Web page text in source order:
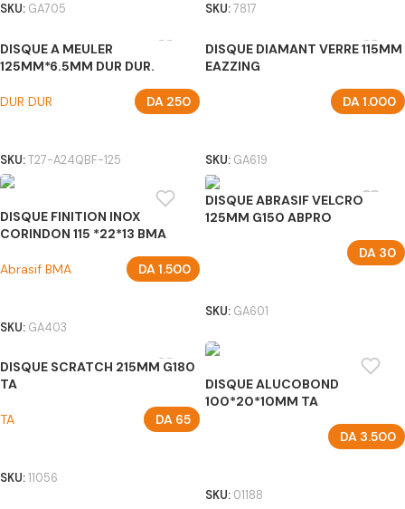
SKU: GA705 SKU:7817
DISQUE A MEULER
125MM*6.5MM DUR DUR.
DUR DUR DA 250
SKU:T27-A24QBF-125
DISQUE DIAMANT VERRE 115MM
EAZZING
DA 1.000
SKU: GA619
DISQUE FINITION INOX
CORINDON 115 *22*13 BMA
Abrasif BMA DA1.500
SKU: GA403
DISQUE ABRASIF VELCRO
125MM G150 ABPRO
DA 30
SKU: GA601
DISQUE SCRATCH 215MM G180
TA
TA DA 65
SKU:11056
DISQUE ALUCOBOND
100*20*10MM TA
DA 3.500
SKU: 01188